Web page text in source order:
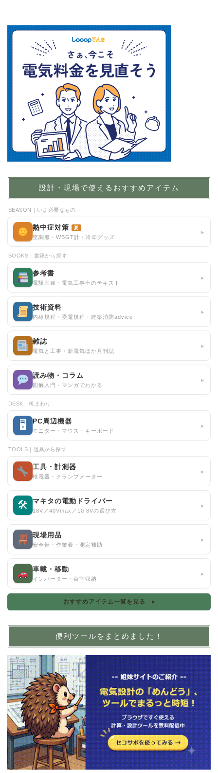
設計・現場で使えるおすすめアイテム
SEASON｜いま必要なもの
熱中症対策 夏
空調服・WBGT計・冷却グッズ
▸
BOOKS｜書籍から探す
参考書
電験三種・電気工事士のテキスト
▸
技術資料
内線規程・受電規程・建築消防advice
▸
雑誌
電気と工事・新電気ほか月刊誌
▸
読み物・コラム
図解入門・マンガでわかる
▸
DESK｜机まわり
🖥 PC周辺機器
モニター・マウス・キーボード
▸
TOOLS｜道具から探す
工具・計測器
検電器・クランプメーター
▸
🛠 マキタの電動ドライバー
18V／40Vmax／10.8Vの選び方
▸
現場用品
安全帯・作業着・測定補助
▸
車載・移動
インバーター・荷室収納
▸
おすすめアイテム一覧を見る ▸
便利ツールをまとめました！